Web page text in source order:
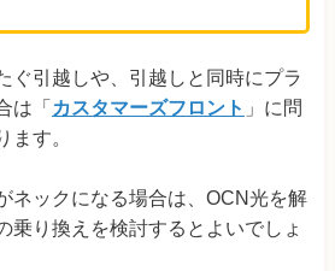
ぐ引越しや、引越しと同時にプラ
は「 カスタマーズフロント 」に問
ます。
ネックになる場合は、OCN光を解
乗り換えを検討するとよいでしょ